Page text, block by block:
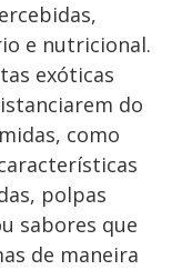
e nutricional.
exóticas
do
como
polpas
sabores que
de maneira